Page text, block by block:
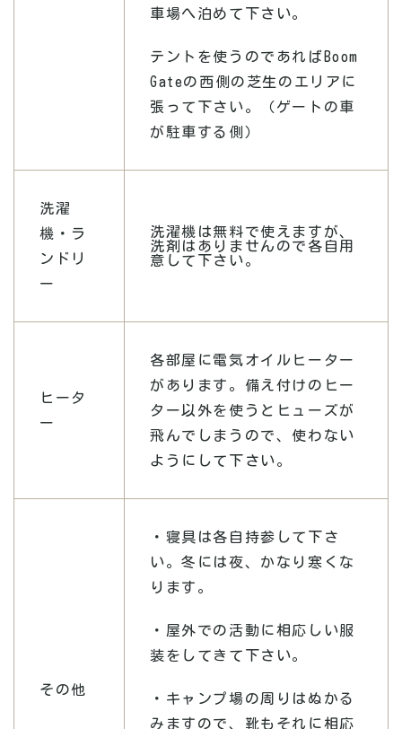
車場へ泊めて下さい。
テントを使うのであればBoom
Gateの西側の芝生のエリアに
張って下さい。（ゲートの車
が駐車する側）
洗濯
機・ラ
ンドリ
ー
洗濯機は無料で使えますが、
洗剤はありませんので各自用
意して下さい。
ヒータ
ー
各部屋に電気オイルヒーター
があります。備え付けのヒー
ター以外を使うとヒューズが
飛んでしまうので、使わない
ようにして下さい。
その他
・寝具は各自持参して下さ
い。冬には夜、かなり寒くな
ります。
・屋外での活動に相応しい服
装をしてきて下さい。
・キャンプ場の周りはぬかる
みますので、靴もそれに相応